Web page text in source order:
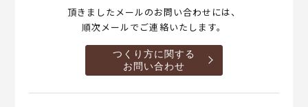
頂きましたメールのお問い合わせには、
順次メールでご連絡いたします。
つくり方に関する
お問い合わせ